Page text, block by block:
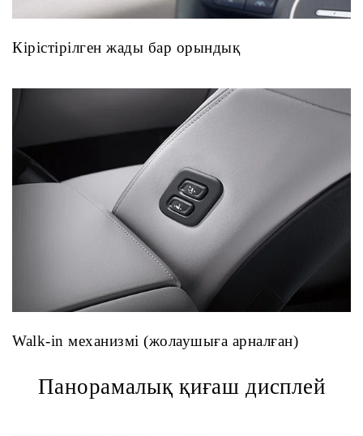
Кірістірілген жады бар орындық
Walk-in механизмі (жолаушыға арналған)
Панорамалық қиғаш дисплей